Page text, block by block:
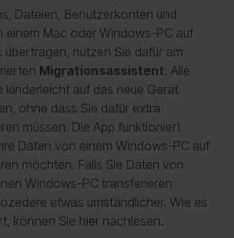
Dateien, Benutzerkonten und
einem Mac oder Windows-PC auf
übertragen, nutzen Sie dafür am
Migrationsassistent. Alle
kinderleicht auf das neue Gerät
ohne dass Sie dafür extra
müssen. Die App funktioniert
Daten von einem Windows-PC auf
möchten. Falls Sie Daten von
Windows-PC transferieren
etwas umständlicher. Wie es
können Sie hier nachlesen.